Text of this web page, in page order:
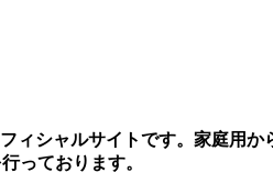
ィシャルサイトです。家庭用か
っております。